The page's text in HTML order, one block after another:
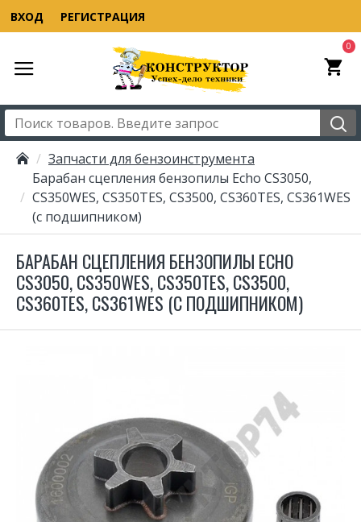
ВХОД РЕГИСТРАЦИЯ
0
Запчасти для бензоинструмента
Барабан сцепления бензопилы Echo CS3050,
CS350WES, CS350TES, CS3500, CS360TES, CS361WES
(с подшипником)
БАРАБАН СЦЕПЛЕНИЯ БЕНЗОПИЛЫ ECHO
CS3050, CS350WES, CS350TES, CS3500,
CS360TES, CS361WES (С ПОДШИПНИКОМ)